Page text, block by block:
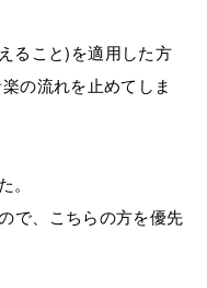
ること)を適用した方
の流れを止めてしま
で、こちらの方を優先